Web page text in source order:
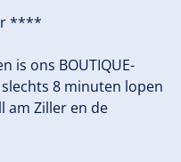
****
is ons BOUTIQUE-
8 minuten lopen
am Ziller en de